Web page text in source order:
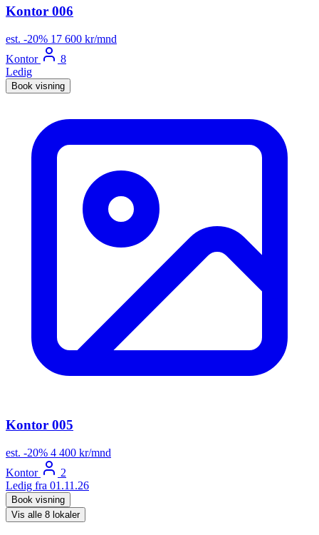
Kontor 006
est. -20% 17 600 kr/mnd
Kontor
8
Ledig
Book visning
Kontor 005
est. -20% 4 400 kr/mnd
Kontor
2
Ledig fra 01.11.26
Book visning
Vis alle 8 lokaler